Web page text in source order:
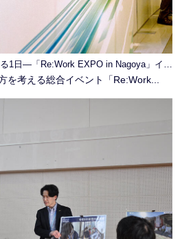
働き方の今と未来がわかる1日―「Re:Work EXPO in Nagoya」イベントレポート
を考える総合イベント「Re:Work...